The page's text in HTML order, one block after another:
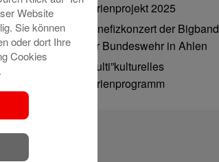
Ferienprojekt 2025
Benefizkonzert der Bigband
der Bundeswehr in Ahlen
“Multi”kulturelles
Ferienprogramm
Website
Sie können
oder dort Ihre
Cookies